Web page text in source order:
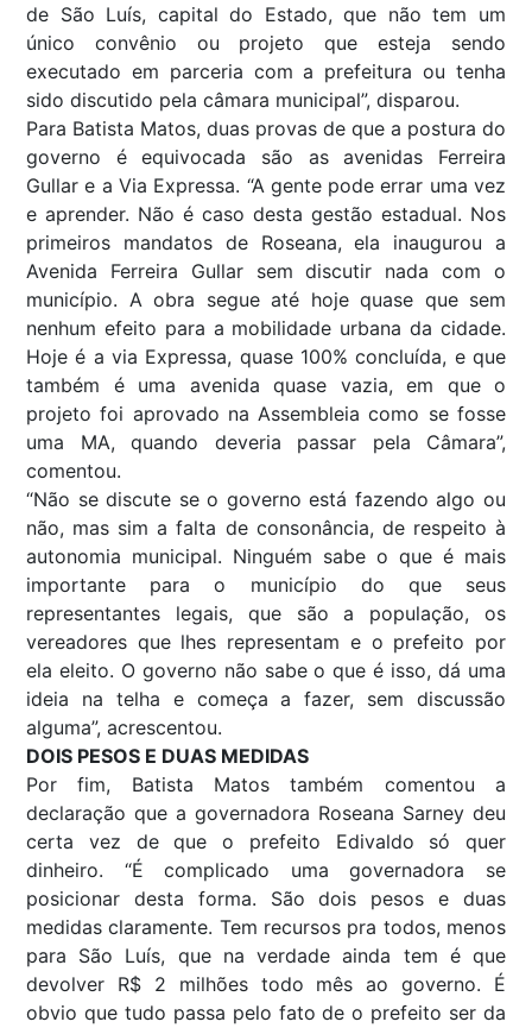
de São Luís, capital do Estado, que não tem um
único convênio ou projeto que esteja sendo
executado em parceria com a prefeitura ou tenha
sido discutido pela câmara municipal”, disparou.
Para Batista Matos, duas provas de que a postura do
governo é equivocada são as avenidas Ferreira
Gullar e a Via Expressa. “A gente pode errar uma vez
e aprender. Não é caso desta gestão estadual. Nos
primeiros mandatos de Roseana, ela inaugurou a
Avenida Ferreira Gullar sem discutir nada com o
município. A obra segue até hoje quase que sem
nenhum efeito para a mobilidade urbana da cidade.
Hoje é a via Expressa, quase 100% concluída, e que
também é uma avenida quase vazia, em que o
projeto foi aprovado na Assembleia como se fosse
uma MA, quando deveria passar pela Câmara”,
comentou.
“Não se discute se o governo está fazendo algo ou
não, mas sim a falta de consonância, de respeito à
autonomia municipal. Ninguém sabe o que é mais
importante para o município do que seus
representantes legais, que são a população, os
vereadores que lhes representam e o prefeito por
ela eleito. O governo não sabe o que é isso, dá uma
ideia na telha e começa a fazer, sem discussão
alguma”, acrescentou.
DOIS PESOS E DUAS MEDIDAS
Por fim, Batista Matos também comentou a
declaração que a governadora Roseana Sarney deu
certa vez de que o prefeito Edivaldo só quer
dinheiro. “É complicado uma governadora se
posicionar desta forma. São dois pesos e duas
medidas claramente. Tem recursos pra todos, menos
para São Luís, que na verdade ainda tem é que
devolver R$ 2 milhões todo mês ao governo. É
obvio que tudo passa pelo fato de o prefeito ser da